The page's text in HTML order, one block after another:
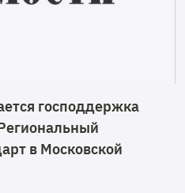
господдержка
в Московской